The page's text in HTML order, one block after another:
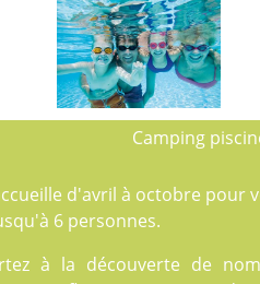
Camping
d'avril à octobre pour
6 personnes.
à la découverte de